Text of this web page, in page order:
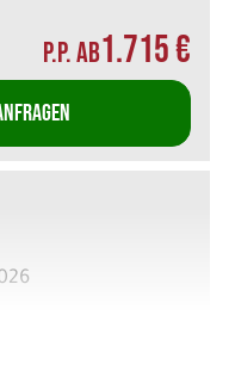
P.P. AB1.715 €